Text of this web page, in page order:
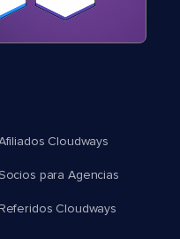
Cloudways
para Agencias
Cloudways